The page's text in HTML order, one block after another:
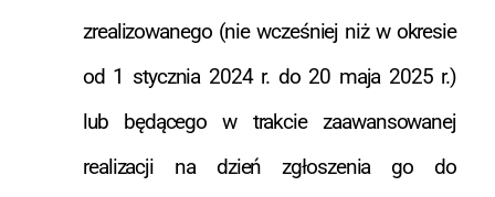
zrealizowanego (nie wcześniej niż w okresie
od 1 stycznia 2024 r. do 20 maja 2025 r.)
lub będącego w trakcie zaawansowanej
realizacji na dzień zgłoszenia go do